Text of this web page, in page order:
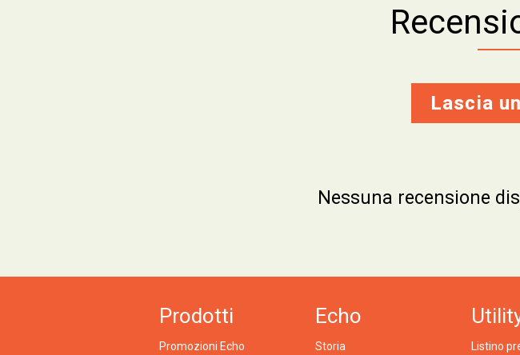
Lascia
Nessuna recensione
Prodotti
Promozioni Echo
Echo
Storia Listino